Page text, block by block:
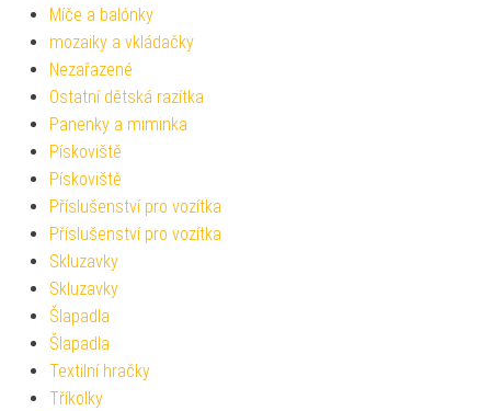
Míče a balónky
mozaiky a vkládačky
Nezařazené
Ostatní dětská razítka
Panenky a miminka
Pískoviště
Pískoviště
Příslušenství pro vozítka
Příslušenství pro vozítka
Skluzavky
Skluzavky
Šlapadla
Šlapadla
Textilní hračky
Tříkolky